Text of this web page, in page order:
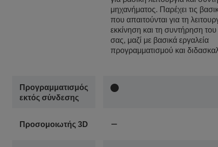
μηχανήματος. Παρέχει τις
που απαιτούνται για τη
εκκίνηση και τη συντήρηση
σας, μαζί με βασικά εργαλεία
προγραμματισμού και
Προγραμματισμός
εκτός σύνδεσης
Προσομοιωτής 3D